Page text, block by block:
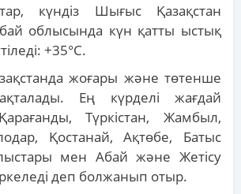
күндіз Шығыс Қазақстан
облысында күн қатты ыстық
+35°С.
жоғары және төтенше
Ең күрделі жағдай
Түркістан, Жамбыл,
Қостанай, Ақтөбе, Батыс
мен Абай және Жетісу
деп болжанып отыр.